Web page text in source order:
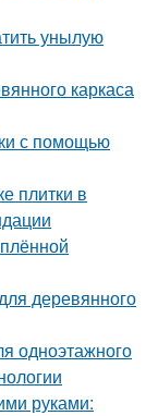
унылую
каркаса
с помощью
плитки в
деревянного
одноэтажного
руками: